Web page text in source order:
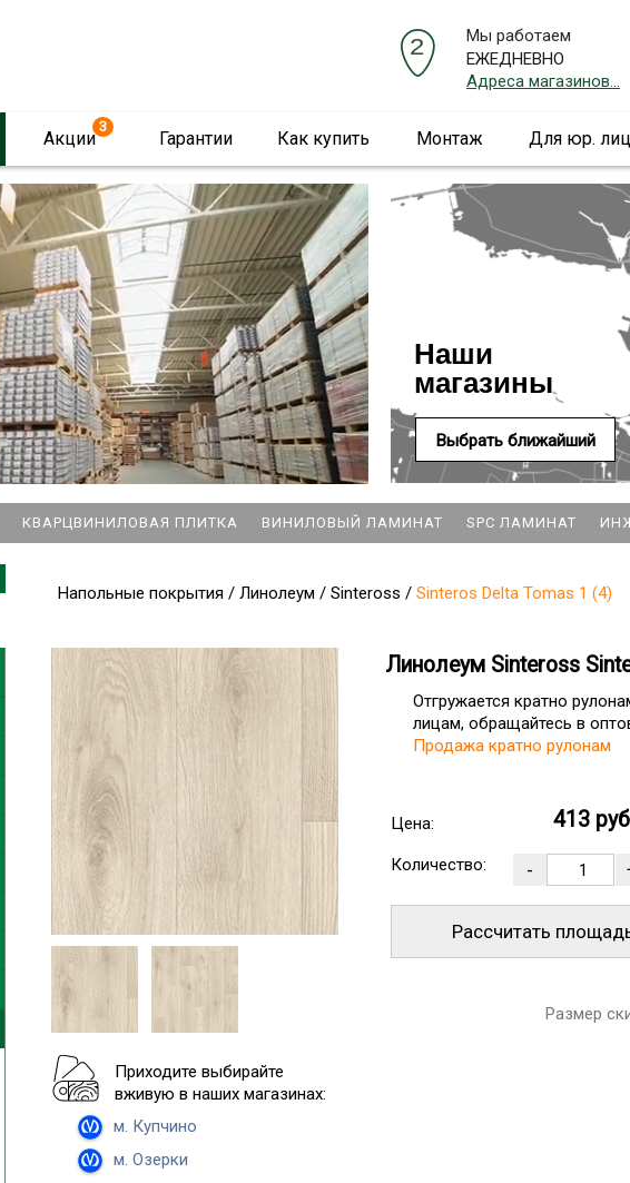
Мы работаем
ЕЖЕДНЕВНО
Адреса магазинов...
Акции
3
Гарантии Как купить Монтаж Для юр. лиц
Наши
магазины
Выбрать ближайший
КВАРЦВИНИЛОВАЯ ПЛИТКА ВИНИЛОВЫЙ ЛАМИНАТ SPC ЛАМИНАТ
Напольные покрытия / Линолеум / Sinteross / Sinteros Delta Tomas 1 (4)
Приходите выбирайте
вживую в наших магазинах:
м. Купчино
м. Озерки
Линолеум Sinteross
Отгружается кратно
лицам, обращайтесь в
Продажа кратно рулонам
Цена: 413
Количество:
Рассчитать
Размер